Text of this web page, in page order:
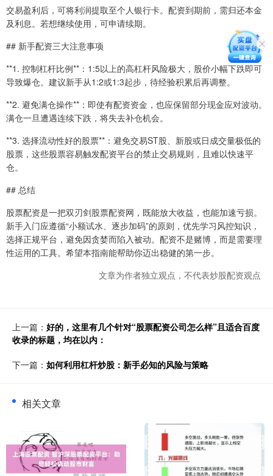
交易盈利后，可将利润提取至个人银行卡。配资到期前，需归还本金
及利息。若想继续使用，可申请续期。
## 新手配资三大注意事项
**1. 控制杠杆比例**：1:5以上的高杠杆风险极大，股价小幅下跌即可
导致爆仓。建议新手从1:2或1:3起步，待经验积累后再调整。
**2. 避免满仓操作**：即使有配资资金，也应保留部分现金应对波动。
满仓一旦遭遇连续下跌，将失去补仓机会。
**3. 选择流动性好的股票**：避免交易ST股、新股或日成交量极低的
股票，这些股票容易触发配资平台的禁止交易规则，且难以快速平
仓。
## 总结
股票配资是一把双刃剑股票配资网，既能放大收益，也能加速亏损。
新手入门应遵循“小额试水、逐步加码”的原则，优先学习风控知识，
选择正规平台，避免因贪婪而陷入被动。配资不是赌博，而是需要理
性运用的工具。希望本指南能帮助你迈出稳健的第一步。
文章为作者独立观点，不代表炒股配资观点
上一篇： 好的，这里有几个针对“股票配资公司怎么样”且适合百度
收录的标题，均在以内：
下一篇： 如何利用杠杆炒股：新手必知的风险与策略
相关文章